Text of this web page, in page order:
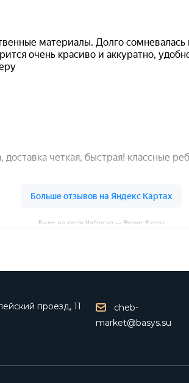
Базис на карте Чебоксар — Яндекс Карты
проезд, 11
cheb-
market@basys.su